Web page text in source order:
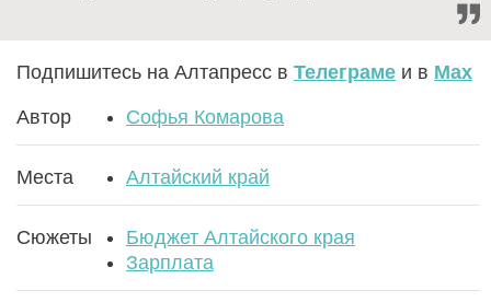
Подпишитесь на Алтапресс в Телеграме и в Max
Автор Софья Комарова
Места Алтайский край
Сюжеты
Бюджет Алтайского края
Зарплата